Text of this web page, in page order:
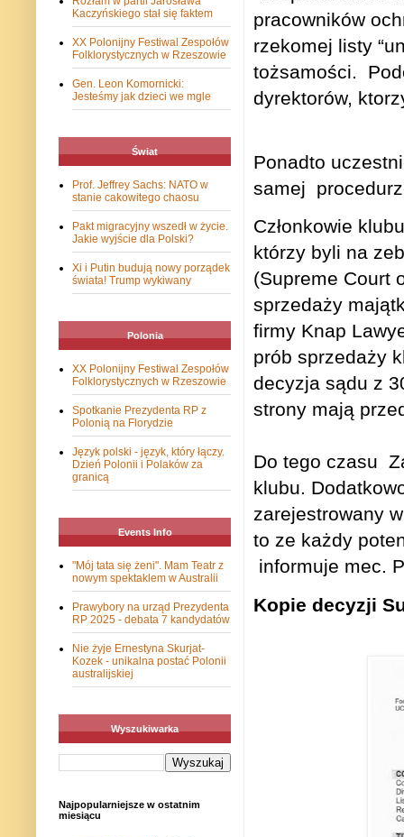
pracowników
rzekomej listy
tożsamości.
dyrektorów,
Ponadto
samej
Członkowie
którzy byli na
(Supreme Court
sprzedaży
firmy Knap
prób sprzedaży
decyzja sądu z
strony mają
Do tego czasu
klubu.
zarejestrowany
to ze każdy
informuje mec.
Kopie decyzji
Kaczyńskiego stał się faktem
XX Polonijny Festiwal Zespołów
Folklorystycznych w Rzeszowie
Gen. Leon Komornicki:
Jesteśmy jak dzieci we mgle
Świat
Prof. Jeffrey Sachs: NATO w
stanie cakowitego chaosu
Pakt migracyjny wszedł w życie.
Jakie wyjście dla Polski?
Xi i Putin budują nowy porządek
świata! Trump wykiwany
Polonia
XX Polonijny Festiwal Zespołów
Folklorystycznych w Rzeszowie
Spotkanie Prezydenta RP z
Polonią na Florydzie
Język polski - język, który łączy.
Dzień Polonii i Polaków za
granicą
Events Info
"Mój tata się żeni". Mam Teatr z
nowym spektaklem w Australii
Prawybory na urząd Prezydenta
RP 2025 - debata 7 kandydatów
Nie żyje Ernestyna Skurjat-
Kozek - unikalna postać Polonii
australijskiej
Wyszukiwarka
Najpopularniejsze w ostatnim
miesiącu